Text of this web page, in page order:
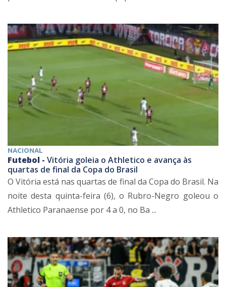
NACIONAL
Futebol - Vitória goleia o Athletico e avança às
quartas de final da Copa do Brasil
O Vitória está nas quartas de final da Copa do Brasil. Na
noite desta quinta-feira (6), o Rubro-Negro goleou o
Athletico Paranaense por 4 a 0, no Ba ...